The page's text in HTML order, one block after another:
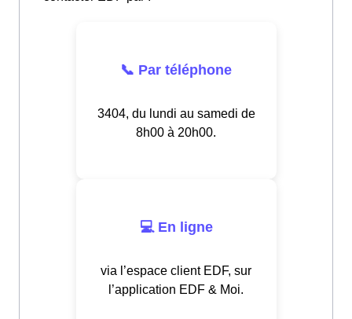
📞 Par téléphone
3404, du lundi au samedi de
8h00 à 20h00.
💻 En ligne
via l’espace client EDF, sur
l’application EDF & Moi.